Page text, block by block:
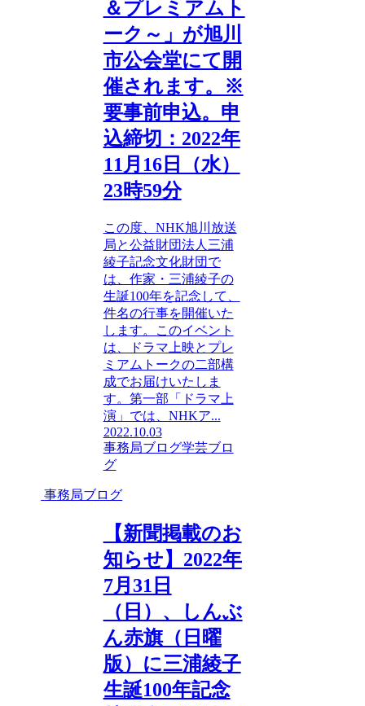
＆プレミアムト
ーク～」が旭川
市公会堂にて開
催されます。※
要事前申込。申
込締切：2022年
11月16日（水）
23時59分
この度、NHK旭川放送
局と公益財団法人三浦
綾子記念文化財団で
は、作家・三浦綾子の
生誕100年を記念して、
件名の行事を開催いた
します。このイベント
は、ドラマ上映とプレ
ミアムトークの二部構
成でお届けいたしま
す。第一部「ドラマ上
演」では、NHKア...
2022.10.03
事務局ブログ学芸ブロ
グ
事務局ブログ
【新聞掲載のお
知らせ】2022年
7月31日
（日）、しんぶ
ん赤旗（日曜
版）に三浦綾子
生誕100年記念